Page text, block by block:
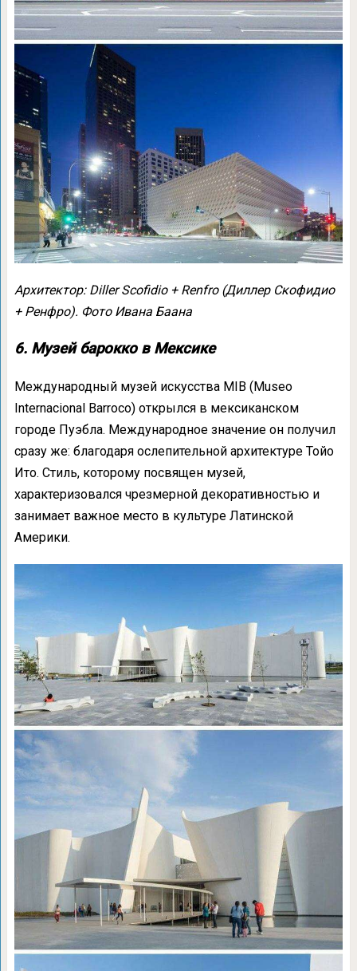
Архитектор: Diller Scofidio + Renfro (Диллер Скофидио
+ Ренфро). Фото Ивана Баана
6. Музей барокко в Мексике
Международный музей искусства MIB (Museo
Internacional Barroco) открылся в мексиканском
городе Пуэбла. Международное значение он получил
сразу же: благодаря ослепительной архитектуре Тойо
Ито. Стиль, которому посвящен музей,
характеризовался чрезмерной декоративностью и
занимает важное место в культуре Латинской
Америки.